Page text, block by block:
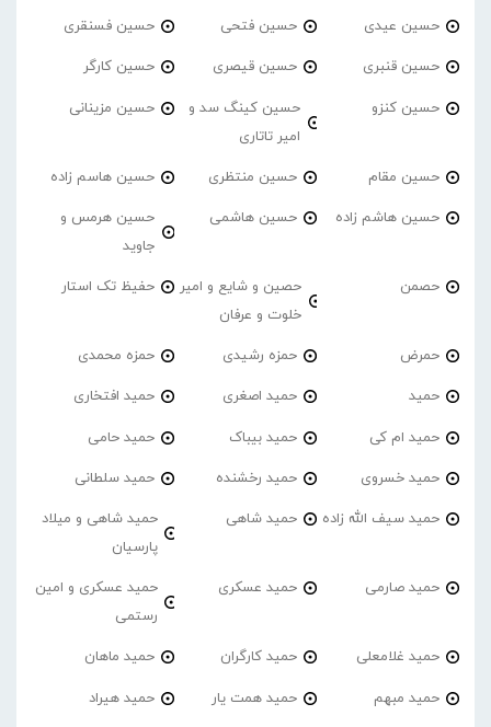
حسین عیدی حسین فتحی حسین فسنقری
حسین قنبری حسین قیصری حسین کارگر
حسین کنزو
حسین کینگ سد و
امیر تاتاری
حسین مزینانی
حسین مقام حسین منتظری حسین هاسم زاده
حسین هاشم زاده حسین هاشمی
حسین هرمس و
جاوید
حصمن
حصین و شایع و امیر
خلوت و عرفان
حفیظ تک استار
حمرض حمزه رشیدی حمزه محمدی
حمید حمید اصغری حمید افتخاری
حمید ام کی حمید بیباک حمید حامی
حمید خسروی حمید رخشنده حمید سلطانی
حمید سیف الله زاده حمید شاهی
حمید شاهی و میلاد
پارسیان
حمید صارمی حمید عسکری
حمید عسکری و امین
رستمی
حمید غلامعلی حمید کارگران حمید ماهان
حمید مبهم حمید همت یار حمید هیراد